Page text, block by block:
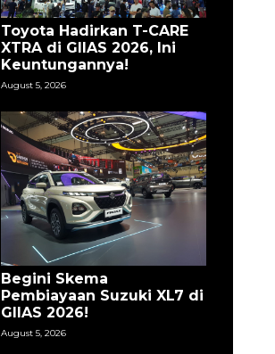
Toyota Hadirkan T-CARE
XTRA di GIIAS 2026, Ini
Keuntungannya!
August 5, 2026
Begini Skema
Pembiayaan Suzuki XL7 di
GIIAS 2026!
August 5, 2026